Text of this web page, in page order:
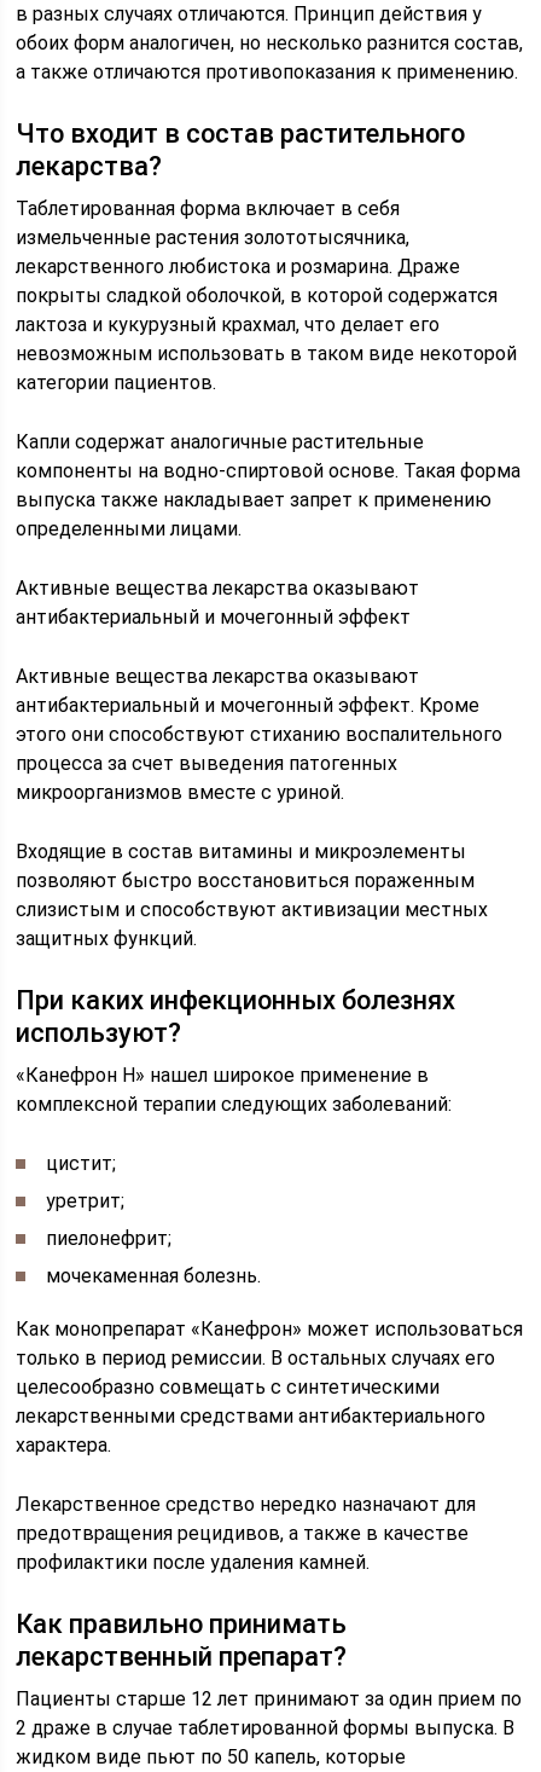
в разных случаях отличаются. Принцип действия у
обоих форм аналогичен, но несколько разнится состав,
а также отличаются противопоказания к применению.
Что входит в состав растительного
лекарства?
Таблетированная форма включает в себя
измельченные растения золототысячника,
лекарственного любистока и розмарина. Драже
покрыты сладкой оболочкой, в которой содержатся
лактоза и кукурузный крахмал, что делает его
невозможным использовать в таком виде некоторой
категории пациентов.
Капли содержат аналогичные растительные
компоненты на водно-спиртовой основе. Такая форма
выпуска также накладывает запрет к применению
определенными лицами.
Активные вещества лекарства оказывают
антибактериальный и мочегонный эффект
Активные вещества лекарства оказывают
антибактериальный и мочегонный эффект. Кроме
этого они способствуют стиханию воспалительного
процесса за счет выведения патогенных
микроорганизмов вместе с уриной.
Входящие в состав витамины и микроэлементы
позволяют быстро восстановиться пораженным
слизистым и способствуют активизации местных
защитных функций.
При каких инфекционных болезнях
используют?
«Канефрон Н» нашел широкое применение в
комплексной терапии следующих заболеваний:
цистит;
уретрит;
пиелонефрит;
мочекаменная болезнь.
Как монопрепарат «Канефрон» может использоваться
только в период ремиссии. В остальных случаях его
целесообразно совмещать с синтетическими
лекарственными средствами антибактериального
характера.
Лекарственное средство нередко назначают для
предотвращения рецидивов, а также в качестве
профилактики после удаления камней.
Как правильно принимать
лекарственный препарат?
Пациенты старше 12 лет принимают за один прием по
2 драже в случае таблетированной формы выпуска. В
жидком виде пьют по 50 капель, которые